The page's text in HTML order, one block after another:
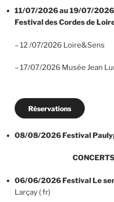
11/07/2026 au 19/07/2026
Festival des Cordes de
– 12 /07/2026 Loire&Sens
– 17/07/2026 Musée Jean
Réservations
08/08/2026 Festival
06/06/2026 Festival Le
Larçay ( fr)